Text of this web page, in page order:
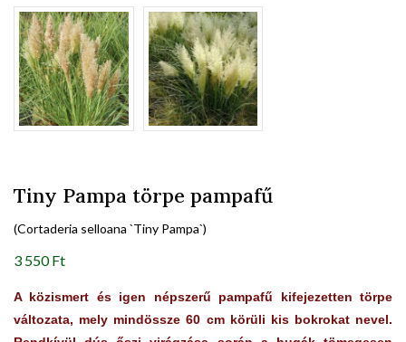
Tiny Pampa törpe pampafű
(Cortaderia selloana `Tiny Pampa`)
3 550 Ft
A közismert és igen népszerű pampafű kifejezetten törpe
változata, mely mindössze 60 cm körüli kis bokrokat nevel.